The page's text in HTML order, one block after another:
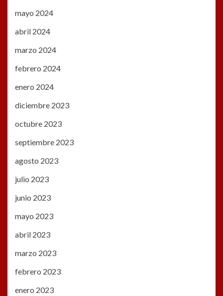
mayo 2024
abril 2024
marzo 2024
febrero 2024
enero 2024
diciembre 2023
octubre 2023
septiembre 2023
agosto 2023
julio 2023
junio 2023
mayo 2023
abril 2023
marzo 2023
febrero 2023
enero 2023